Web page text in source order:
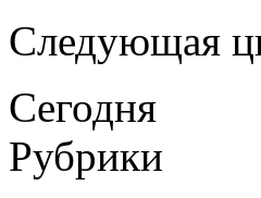
Следующая
Сегодня
Рубрики